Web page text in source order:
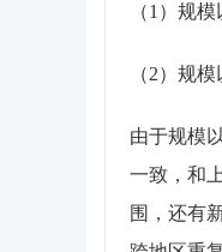
（1 ）规
（2）规模
由于规模
一致，和
围，还有